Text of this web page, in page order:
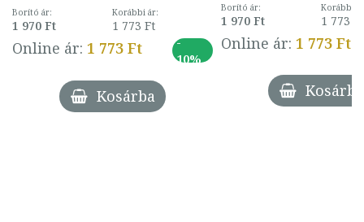
Borító ár:
1 970 Ft
Korábbi ár:
1 773 Ft
Online ár: 1 773 Ft
-
10%
Kosárba
Borító ár:
1 970 Ft
Korábbi
1 773 Ft
Online ár: 1 773 Ft
Kosárba